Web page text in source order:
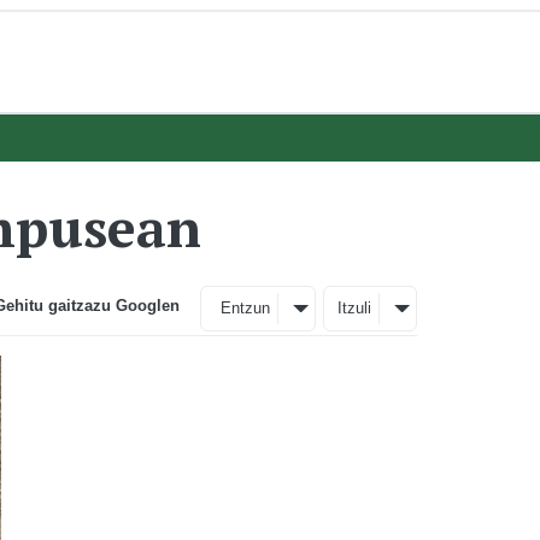
gaitzazu Googlen Entzun Itzuli